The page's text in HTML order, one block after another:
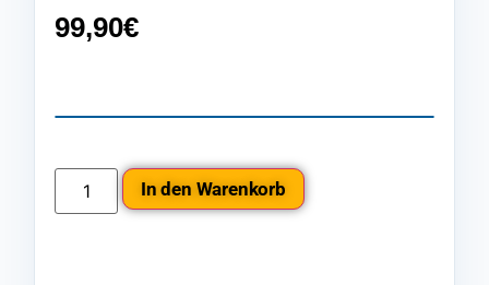
99,90€
In den Warenkorb